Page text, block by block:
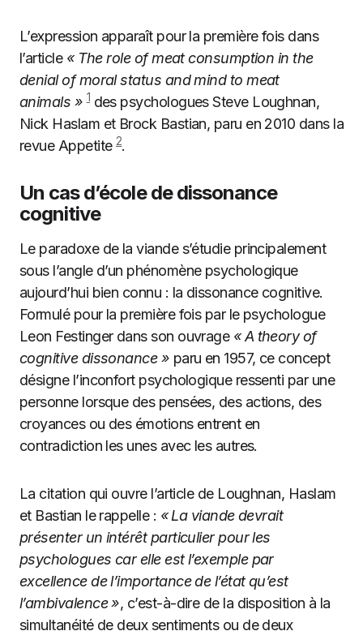
L’expression apparaît pour la première fois dans
l’article « The role of meat consumption in the
denial of moral status and mind to meat
animals » 1 des psychologues Steve Loughnan,
Nick Haslam et Brock Bastian, paru en 2010 dans la
revue Appetite 2.
Un cas d’école de dissonance
cognitive
Le paradoxe de la viande s’étudie principalement
sous l’angle d’un phénomène psychologique
aujourd’hui bien connu : la dissonance cognitive.
Formulé pour la première fois par le psychologue
Leon Festinger dans son ouvrage « A theory of
cognitive dissonance » paru en 1957, ce concept
désigne l’inconfort psychologique ressenti par une
personne lorsque des pensées, des actions, des
croyances ou des émotions entrent en
contradiction les unes avec les autres.
La citation qui ouvre l’article de Loughnan, Haslam
et Bastian le rappelle : « La viande devrait
présenter un intérêt particulier pour les
psychologues car elle est l’exemple par
excellence de l’importance de l’état qu’est
l’ambivalence », c’est-à-dire de la disposition à la
simultanéité de deux sentiments ou de deux